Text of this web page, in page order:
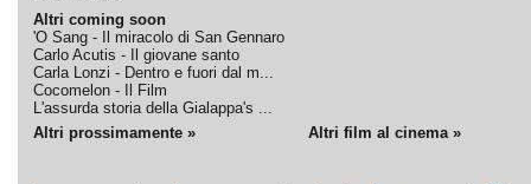
Altri coming soon
'O Sang - Il miracolo di San Gennaro
Carlo Acutis - Il giovane santo
Carla Lonzi - Dentro e fuori dal m...
Cocomelon - Il Film
L'assurda storia della Gialappa's ...
Altri prossimamente » Altri film al cinema »